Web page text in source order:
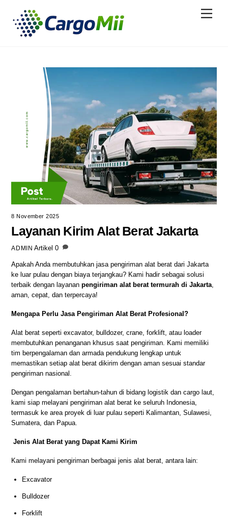
content
Menu
8 November 2025
Layanan Kirim Alat Berat Jakarta
ADMIN Artikel 0
Apakah Anda membutuhkan jasa pengiriman alat berat dari Jakarta
ke luar pulau dengan biaya terjangkau? Kami hadir sebagai solusi
terbaik dengan layananpengiriman alat berat termurah di Jakarta,
aman, cepat, dan terpercaya!
Mengapa Perlu Jasa Pengiriman Alat Berat Profesional?
Alat berat seperti excavator, bulldozer, crane, forklift, atau loader
membutuhkan penanganan khusus saat pengiriman. Kami memiliki
tim berpengalaman dan armada pendukung lengkap untuk
memastikan setiap alat berat dikirim dengan aman sesuai standar
pengiriman nasional.
Dengan pengalaman bertahun-tahun di bidang logistik dan cargo laut,
kami siap melayani pengiriman alat berat ke seluruh Indonesia,
termasuk ke area proyek di luar pulau seperti Kalimantan, Sulawesi,
Sumatera, dan Papua.
Jenis Alat Berat yang Dapat Kami Kirim
Kami melayani pengiriman berbagai jenis alat berat, antara lain:
Excavator
Bulldozer
Forklift